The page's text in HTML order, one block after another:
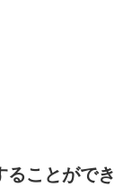
ることができ